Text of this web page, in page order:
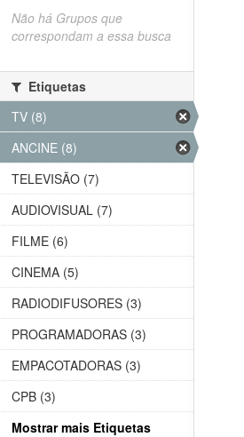
Não há Grupos que
correspondam a essa busca
Etiquetas
TV (8)
ANCINE (8)
TELEVISÃO (7)
AUDIOVISUAL (7)
FILME (6)
CINEMA (5)
RADIODIFUSORES (3)
PROGRAMADORAS (3)
EMPACOTADORAS (3)
CPB (3)
Mostrar mais Etiquetas